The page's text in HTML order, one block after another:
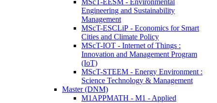
MScT-EESM - Environmental
Engineering and Sustainability
Management
MScT-ESCLiP - Economics for Smart
Cities and Climate Policy
MScT-IOT - Internet of Things :
Innovation and Management Program
(IoT)
MScT-STEEM - Energy Environment :
Science Technology & Management
Master (DNM)
M1APPMATH - M1 - Applied